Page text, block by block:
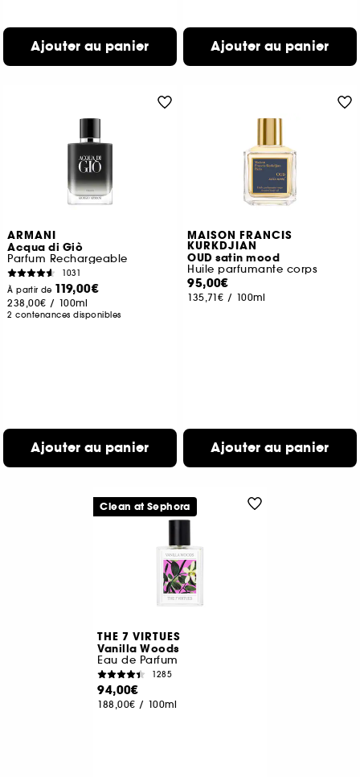
Ajouter au panier Ajouter au panier
ARMANI
Acqua di Giò
Parfum Rechargeable
1031
À partir de 119,00€
238,00€ / 100ml
2 contenances disponibles
Ajouter au panier
MAISON FRANCIS
KURKDJIAN
OUD satin mood
Huile parfumante corps
95,00€
135,71€ / 100ml
Ajouter au panier
THE 7 VIRTUES
Vanilla Woods
Eau de Parfum
1285
94,00€
188,00€ / 100ml
Clean at Sephora